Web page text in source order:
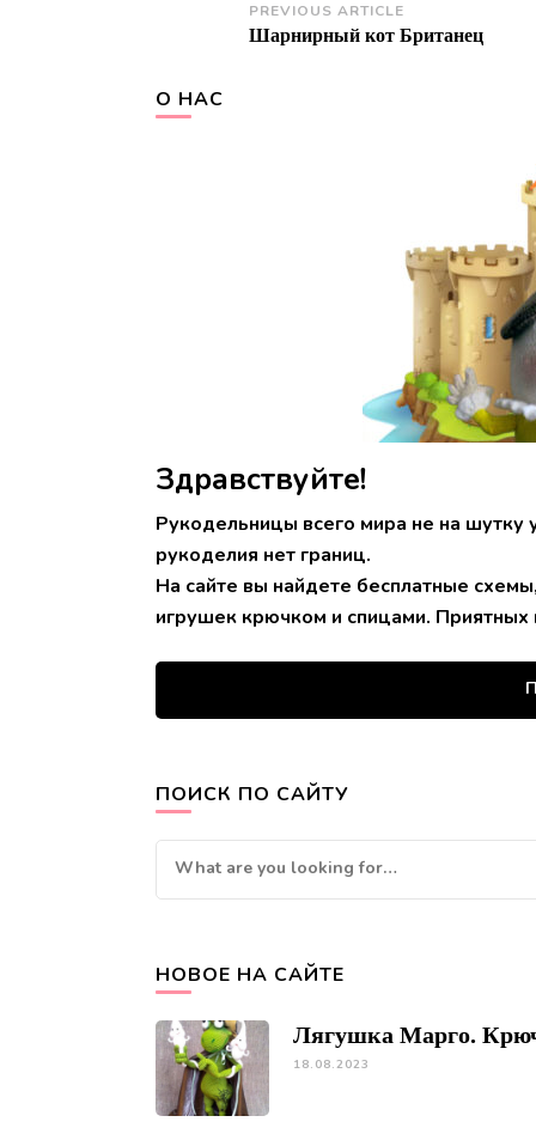
Post
Navigation
PREVIOUS ARTICLE
Шарнирный кот Британец
О НАС
Здравствуйте!
Рукодельницы всего мира не на шутку
рукоделия нет границ.
На сайте вы найдете бесплатные
игрушек крючком и спицами. Приятных
ПОИСК ПО САЙТУ
Looking
for
НОВОЕ НА САЙТЕ
Лягушка Марго.
18.08.2023